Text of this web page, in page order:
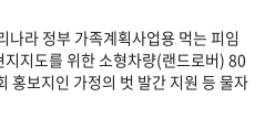
행정박물 영상 기록물
라 정부 가족계획사업용 먹는 피임
지도를 위한 소형차량(랜드로버) 80
홍보지인 가정의 벗 발간 지원 등 물자